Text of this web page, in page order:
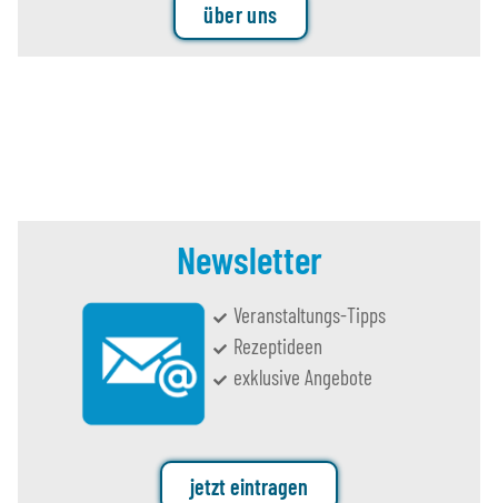
über uns
Newsletter
Veranstaltungs-Tipps
Rezeptideen
exklusive Angebote
jetzt eintragen